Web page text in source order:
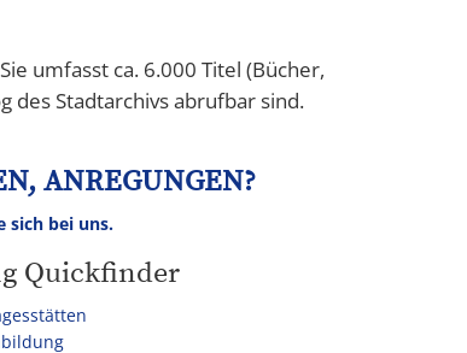
umfasst ca. 6.000 Titel (Bücher,
des Stadtarchivs abrufbar sind.
ANREGUNGEN?
sich bei uns.
Quickfinder